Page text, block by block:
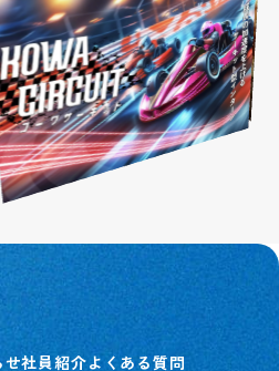
せ社員紹介よくある質問